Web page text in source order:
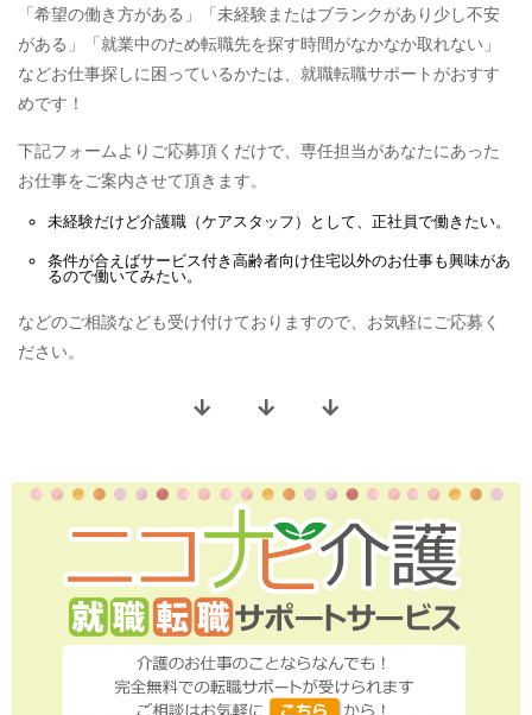
「希望の働き方がある」「未経験またはブランクがあり少し不安
がある」「就業中のため転職先を探す時間がなかなか取れない」
などお仕事探しに困っているかたは、就職転職サポートがおすす
めです！
下記フォームよりご応募頂くだけで、専任担当があなたにあった
お仕事をご案内させて頂きます。
未経験だけど介護職（ケアスタッフ） として、 正社員で働きたい。
条件が合えばサービス付き高齢者向け住宅以外のお仕事も興味があ
るので働いてみたい。
などのご相談なども受け付けておりますので、お気軽にご応募く
ださい。